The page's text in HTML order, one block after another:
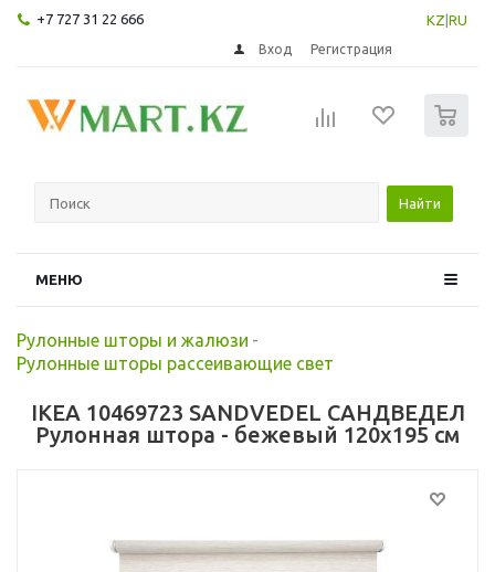
+7 727 31 22 666 KZ RU
Вход Регистрация
Найти
МЕНЮ
Рулонные шторы и жалюзи -
Рулонные шторы рассеивающие свет
IKEA 10469723 SANDVEDEL САНДВЕДЕЛ
Рулонная штора - бежевый 120x195 см